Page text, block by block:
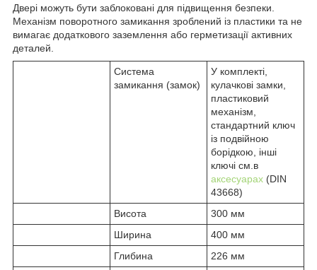
Двері можуть бути заблоковані для підвищення безпеки.
Механізм поворотного замикання зроблений із пластики та не
вимагає додаткового заземлення або герметизації активних
деталей.
Система
замикання (замок)
У комплекті,
кулачкові замки,
пластиковий
механізм,
стандартний ключ
із подвійною
борідкою, інші
ключі см.в
аксесуарах (DIN
43668)
Висота
300 мм
Ширина
400 мм
Глибина
226 мм